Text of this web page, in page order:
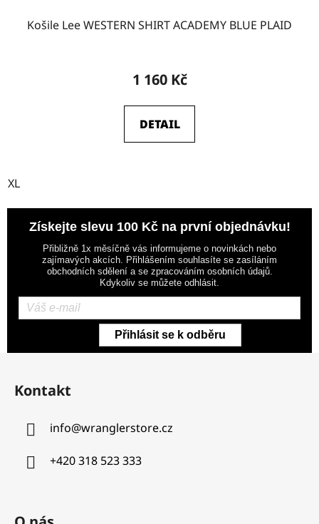
Košile Lee WESTERN SHIRT ACADEMY BLUE PLAID
1 160 Kč
DETAIL
XL
Získejte slevu 100 Kč na první objednávku!
Přibližně 1x měsíčně vás informujeme o novinkách nebo
zajímavých akcích. Přihlášením souhlasíte se zasíláním
obchodních sdělení a se zpracováním osobních údajů.
Kdykoliv se můžete odhlásit.
Přihlásit se k odběru
Z
Kontakt
info@wranglerstore.cz
+420 318 523 333